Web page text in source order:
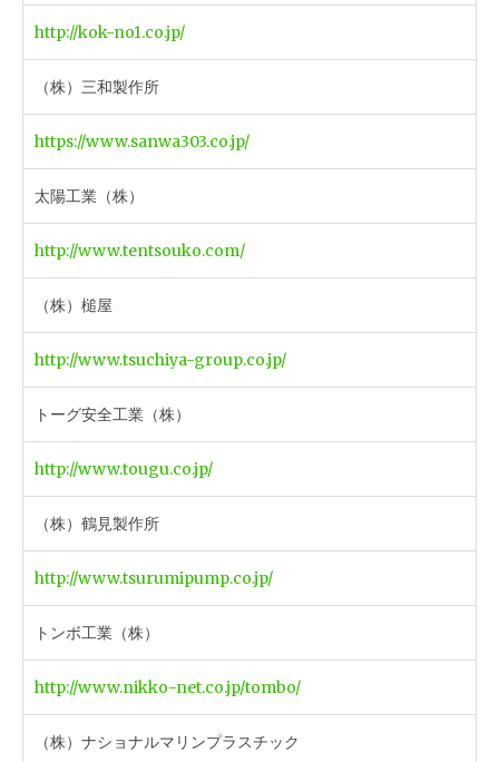
http://kok-no1.co.jp/
（株）三和製作所
https://www.sanwa303.co.jp/
太陽工業（株）
http://www.tentsouko.com/
（株）槌屋
http://www.tsuchiya-group.co.jp/
トーグ安全工業（株）
http://www.tougu.co.jp/
（株）鶴見製作所
http://www.tsurumipump.co.jp/
トンボ工業（株）
http://www.nikko-net.co.jp/tombo/
（株）ナショナルマリンプラスチック